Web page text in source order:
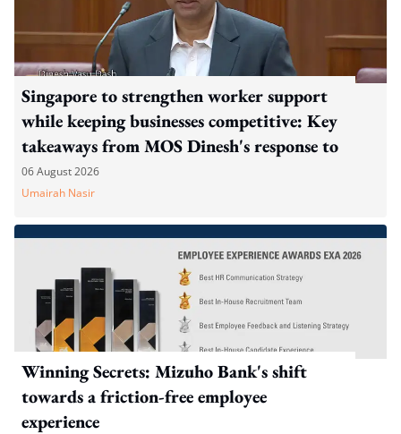
Singapore to strengthen worker support
while keeping businesses competitive: Key
takeaways from MOS Dinesh's response to
WP's motion
06 August 2026
Umairah Nasir
Winning Secrets: Mizuho Bank's shift
towards a friction-free employee
experience